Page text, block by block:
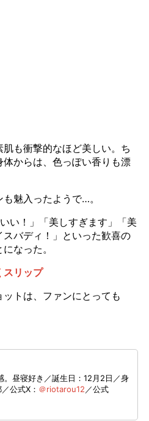
も衝撃的なほど美しい。ち
体からは、色っぽい香りも漂
魅入ったようで…。
い！」「美しすぎます」「美
バディ！」といった歓喜の
なった。
スリップ
トは、ファンにとっても
。昼寝好き／誕生日：12月2日／身
公式X： ＠riotarou12 ／公式